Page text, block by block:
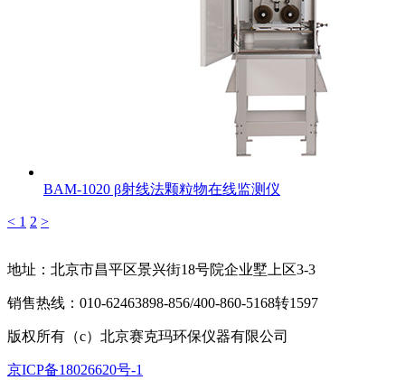
BAM-1020 β射线法颗粒物在线监测仪
< 1 2 >
地址：北京市昌平区景兴街18号院企业墅上区3-3
销售热线：010-62463898-856/400-860-5168转1597
版权所有（c）北京赛克玛环保仪器有限公司
京ICP备18026620号-1